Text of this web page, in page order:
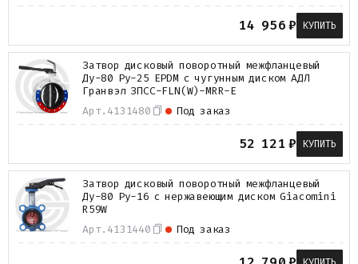
14 956₽ КУПИТЬ
Арт. 4131480 Под заказ
Затвор дисковый поворотный межфланцевый
Ду-80 Ру-25 EPDM с чугунным диском АДЛ
Гранвэл ЗПCС-FLN(W)-MRR-E
52 121 ₽ КУПИТЬ
Арт. 4131440 Под заказ
Затвор дисковый поворотный межфланцевый
Ду-80 Ру-16 с нержавеющим диском Giacomini
R59W